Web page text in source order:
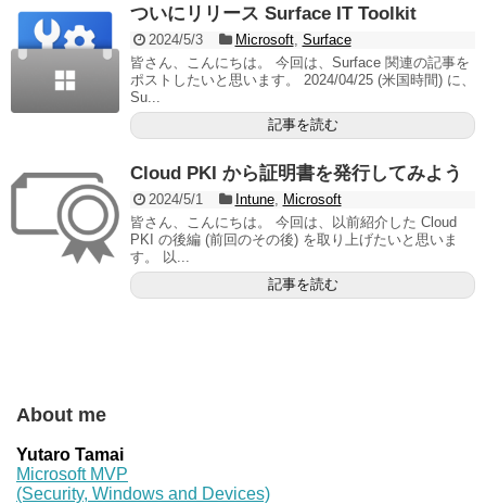
ついにリリース Surface IT Toolkit
2024/5/3 Microsoft, Surface
皆さん、こんにちは。 今回は、Surface 関連の記事を
ポストしたいと思います。 2024/04/25 (米国時間) に、
Su...
記事を読む
Cloud PKI から証明書を発行してみよう
2024/5/1 Intune,
Microsoft
皆さん、こんにちは。 今回は、以前紹介した Cloud
PKI の後編 (前回のその後) を取り上げたいと思いま
す。 以...
記事を読む
About me
Yutaro Tamai
Microsoft MVP
(Security, Windows and Devices)